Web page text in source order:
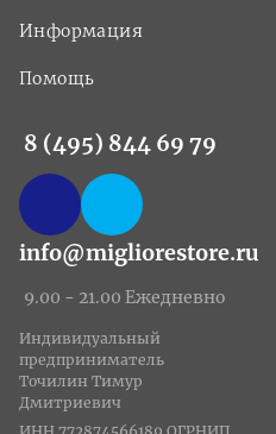
Информация
Помощь
8 (495) 844 69 79
info@migliorestore.ru
9.00 - 21.00 Ежедневно
Индивидуальный
предприниматель
Точилин Тимур
Дмитриевич